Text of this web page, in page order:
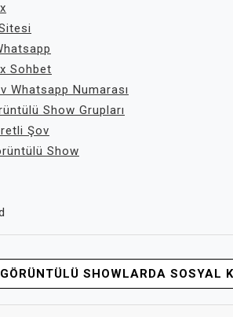
Sohbet
Whatsapp Numarası
Show Grupları
Şov
Show
GÖRÜNTÜLÜ SHOWLARDA SOSYAL